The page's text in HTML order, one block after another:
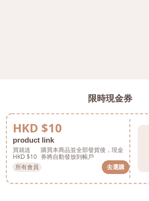
限時現金券
HKD $10
product link
買就送
HKD $10
購買本商品並全部發貨後，現金
券將自動發放到帳戶
所有會員
去選購